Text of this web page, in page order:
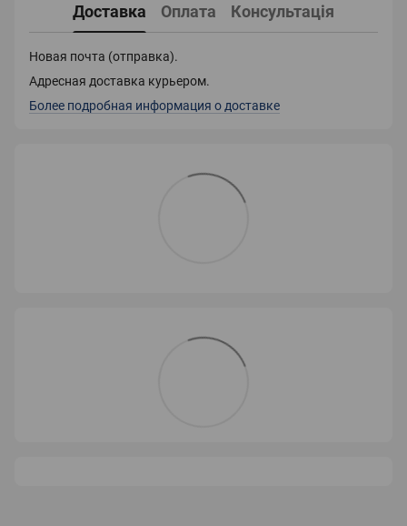
Доставка Оплата Консультація
Новая почта (отправка).
Адресная доставка курьером.
Более подробная информация о доставке